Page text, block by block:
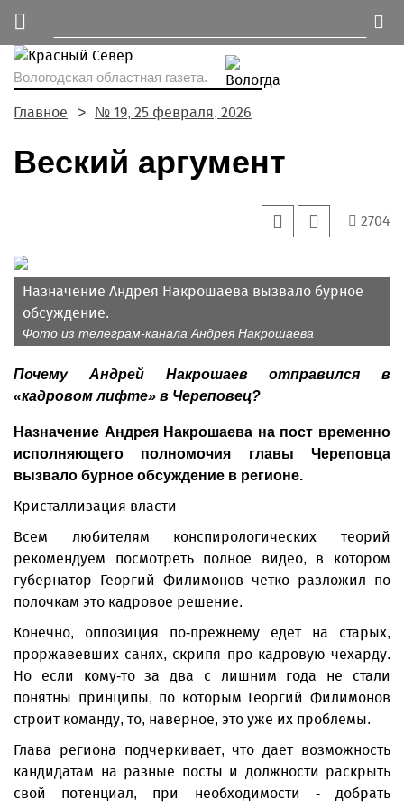
Вологодская областная газета.
Главное № 19, 25 февраля, 2026
Веский аргумент
2704
Назначение Андрея Накрошаева вызвало бурное
обсуждение.
Фото из телеграм-канала Андрея Накрошаева
Почему Андрей Накрошаев отправился в
«кадровом лифте» в Череповец?
Назначение Андрея Накрошаева на пост временно
исполняющего полномочия главы Череповца
вызвало бурное обсуждение в регионе.
Кристаллизация власти
Всем любителям конспирологических теорий
рекомендуем посмотреть полное видео, в котором
губернатор Георгий Филимонов четко разложил по
полочкам это кад­ровое решение.
Конечно, оппозиция по-прежнему едет на старых,
проржавевших санях, скрипя про кадровую чехарду.
Но если кому-то за два с лишним года не стали
понятны принципы, по которым Георгий Филимонов
строит команду, то, наверное, это уже их проблемы.
Глава региона подчеркивает, что дает возможность
кандидатам на разные посты и должности раскрыть
свой потенциал, при необходимости - добрать